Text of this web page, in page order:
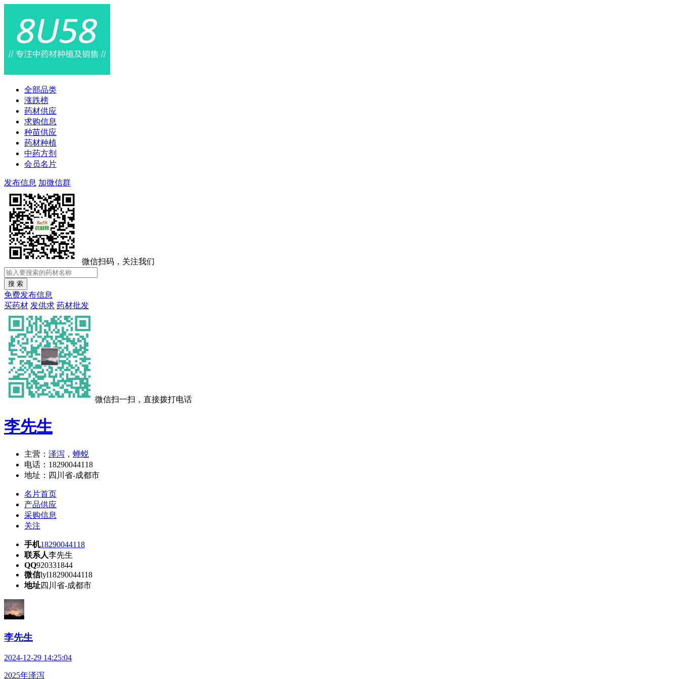
全部品类
涨跌榜
药材供应
求购信息
种苗供应
药材种植
中药方剂
会员名片
发布信息 加微信群
微信扫码，关注我们
免费发布信息
买药材 发供求 药材批发
微信扫一扫，直接拨打电话
李先生
主营： 泽泻 ， 蝉蜕
电话： 18290044118
地址： 四川省-成都市
名片首页
产品供应
采购信息
关注
手机18290044118
联系人李先生
QQ920331844
微信lyl18290044118
地址四川省-成都市
李先生
2024-12-29 14:25:04
2025年泽泻